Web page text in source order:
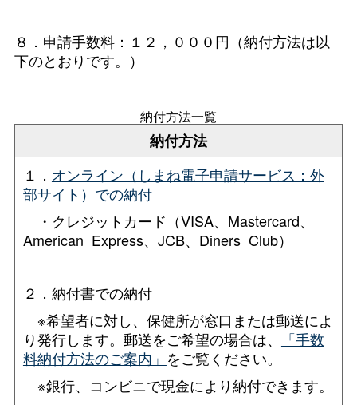
８．申請手数料：１２，０００円（納付方法は以
下のとおりです。）
納付方法一覧
納付方法
１． オンライン（しまね電子申請サービス：外
部サイト）での納付
・クレジットカード（VISA、Mastercard、
American_Express、JCB、Diners_Club）
２．納付書での納付
※希望者に対し、保健所が窓口または郵送によ
り発行します。郵送をご希望の場合は、
「手数
料納付方法のご案内」 をご覧ください。
※銀行、コンビニで現金により納付できます。